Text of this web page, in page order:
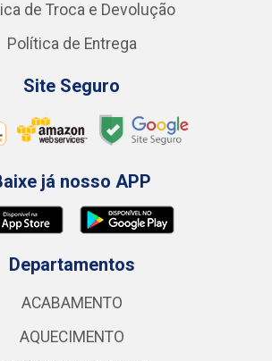
de Troca e Devolução
Política de Entrega
Site Seguro
já nosso APP
Departamentos
ACABAMENTO
AQUECIMENTO